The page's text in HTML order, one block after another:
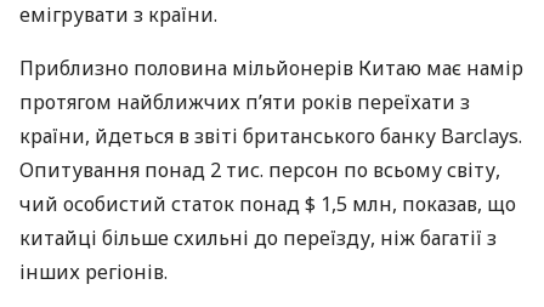
емігрувати з країни.
Приблизно половина мільйонерів Китаю має намір
протягом найближчих п’яти років переїхати з
країни, йдеться в звіті британського банку Barclays.
Опитування понад 2 тис. персон по всьому світу,
чий особистий статок понад $ 1,5 млн, показав, що
китайці більше схильні до переїзду, ніж багатії з
інших регіонів.